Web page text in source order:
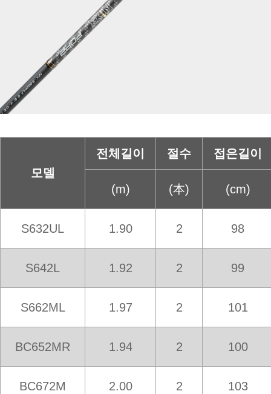
모델
전체길이 절수 접은길이
(m) (本) (cm)
S632UL 1.90 2 98
S642L 1.92 2 99
S662ML 1.97 2 101
BC652MR 1.94 2 100
BC672M 2.00 2 103